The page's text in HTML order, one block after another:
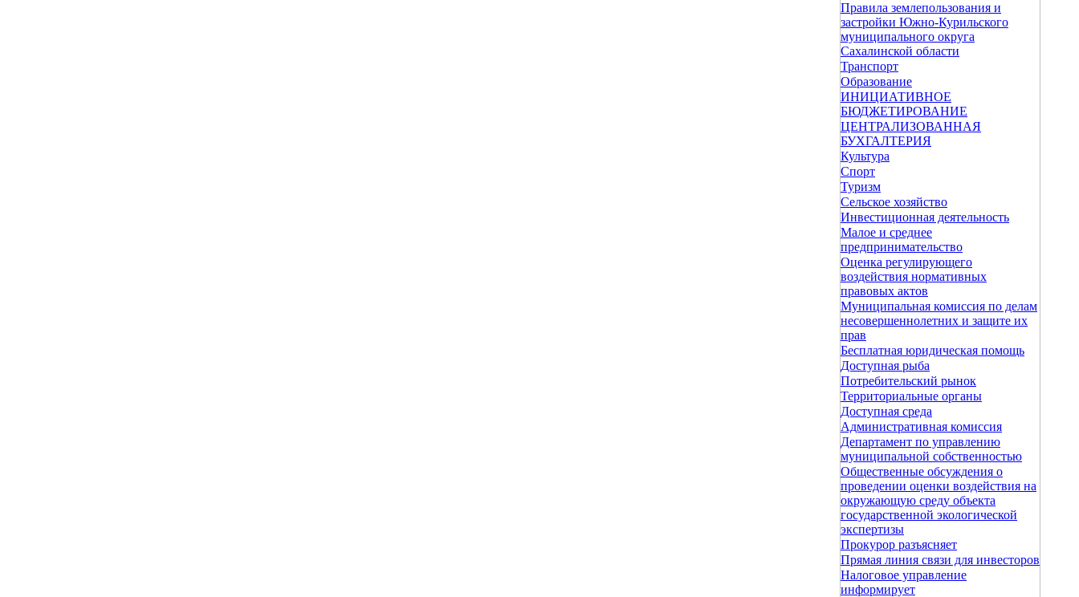
Правила землепользования и
застройки Южно-Курильского
муниципального округа
Сахалинской области
Транспорт
Образование
ИНИЦИАТИВНОЕ
БЮДЖЕТИРОВАНИЕ
ЦЕНТРАЛИЗОВАННАЯ
БУХГАЛТЕРИЯ
Культура
Спорт
Туризм
Сельское хозяйство
Инвестиционная деятельность
Малое и среднее
предпринимательство
Оценка регулирующего
воздействия нормативных
правовых актов
Муниципальная комиссия по делам
несовершеннолетних и защите их
прав
Бесплатная юридическая помощь
Доступная рыба
Потребительский рынок
Территориальные органы
Доступная среда
Административная комиссия
Департамент по управлению
муниципальной собственностью
Общественные обсуждения о
проведении оценки воздействия на
окружающую среду объекта
государственной экологической
экспертизы
Прокурор разъясняет
Прямая линия связи для инвесторов
Налоговое управление
информирует